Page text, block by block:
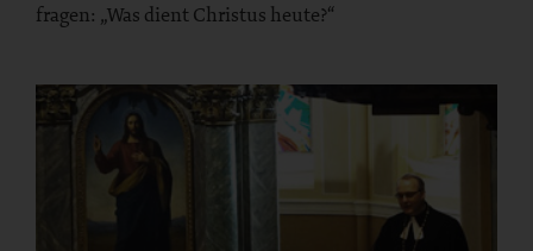
fragen: „Was dient Christus heute?“